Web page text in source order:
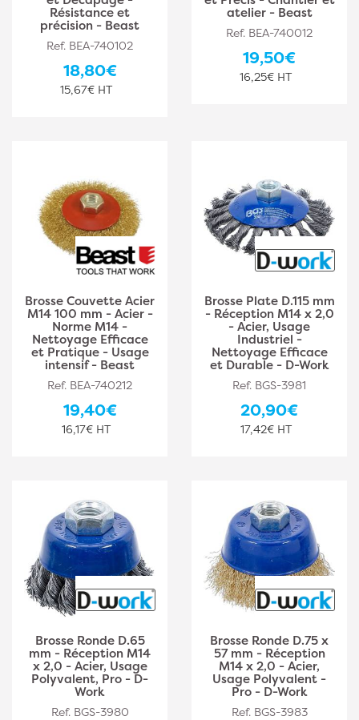
Résistance et
précision - Beast
Ref. BEA-740102
18,80€
15,67€ HT
atelier - Beast
Ref. BEA-740012
19,50€
16,25€ HT
Brosse Couvette Acier
M14 100 mm - Acier -
Norme M14 -
Nettoyage Efficace
et Pratique - Usage
intensif - Beast
Ref. BEA-740212
19,40€
16,17€ HT
Brosse Plate D.115 mm
- Réception M14 x 2,0
- Acier, Usage
Industriel -
Nettoyage Efficace
et Durable - D-Work
Ref. BGS-3981
20,90€
17,42€ HT
Brosse Ronde D.65
mm - Réception M14
x 2,0 - Acier, Usage
Polyvalent, Pro - D-
Work
Ref. BGS-3980
Brosse Ronde D.75 x
57 mm - Réception
M14 x 2,0 - Acier,
Usage Polyvalent -
Pro - D-Work
Ref. BGS-3983